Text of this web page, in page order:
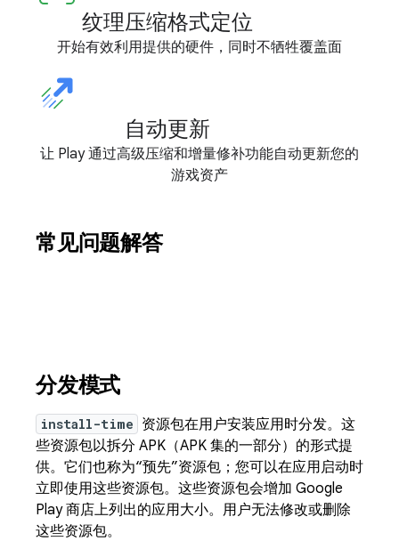
纹理压缩格式定位
开始有效利用提供的硬件，同时不牺牲覆盖面
自动更新
让 Play 通过高级压缩和增量修补功能自动更新您的
游戏资产
常见问题解答
分发模式
install-time 资源包在用户安装应用时分发。这
些资源包以拆分 APK（APK 集的一部分）的形式提
供。它们也称为“预先”资源包；您可以在应用启动时
立即使用这些资源包。这些资源包会增加 Google
Play 商店上列出的应用大小。用户无法修改或删除
这些资源包。